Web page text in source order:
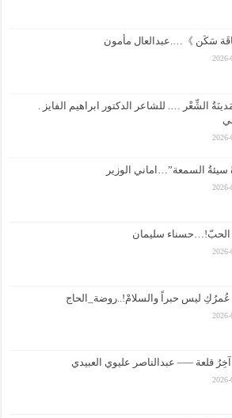
سَكَن 》….عبدالعال مأمون
2026-
الشِّعْر …. للشاعر الدكتور ابراهيم الفايز .
2026-
سيئةُ السمعة”…اماني الوزير
2026-
سليمان
2026-
عُمرُكِ ليس حبراً والسلامْ!..روضة_الحاج
2026-
قلعة —– عبدالناصر عليوي العبيدي
2026-